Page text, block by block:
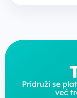
Pridruži se
već